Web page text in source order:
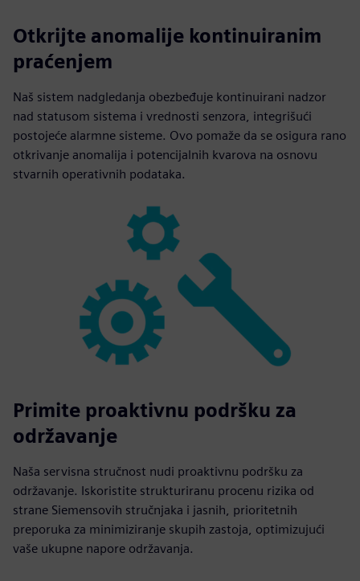
Otkrijte anomalije kontinuiranim
praćenjem
Naš sistem nadgledanja obezbeđuje kontinuirani nadzor
nad statusom sistema i vrednosti senzora, integrišući
postojeće alarmne sisteme. Ovo pomaže da se osigura rano
otkrivanje anomalija i potencijalnih kvarova na osnovu
stvarnih operativnih podataka.
Primite proaktivnu podršku za
održavanje
Naša servisna stručnost nudi proaktivnu podršku za
održavanje. Iskoristite strukturiranu procenu rizika od
strane Siemensovih stručnjaka i jasnih, prioritetnih
preporuka za minimiziranje skupih zastoja, optimizujući
vaše ukupne napore održavanja.